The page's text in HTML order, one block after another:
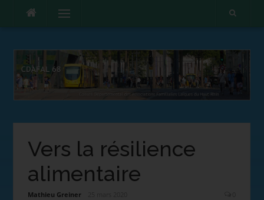
Menu
Vers la résilience
alimentaire
Mathieu Greiner